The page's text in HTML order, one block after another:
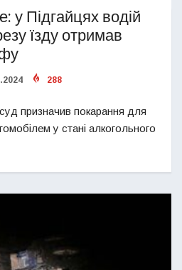
у Підгайцях водій
їзду отримав
288
призначив покарання для
у стані алкогольного